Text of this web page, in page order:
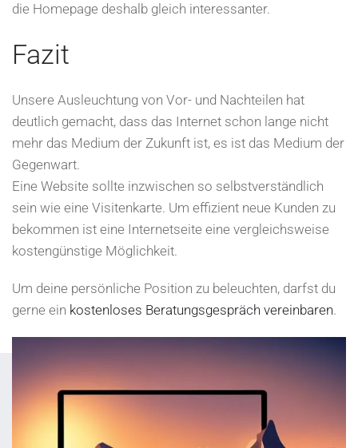
die Homepage deshalb gleich interessanter.
Fazit
Unsere Ausleuchtung von Vor- und Nachteilen hat
deutlich gemacht, dass das Internet schon lange nicht
mehr das Medium der Zukunft ist, es ist das Medium der
Gegenwart.
Eine Website sollte inzwischen so selbstverständlich
sein wie eine Visitenkarte. Um effizient neue Kunden zu
bekommen ist eine Internetseite eine vergleichsweise
kostengünstige Möglichkeit.
Um deine persönliche Position zu beleuchten, darfst du
gerne ein kostenloses Beratungsgespräch vereinbaren.